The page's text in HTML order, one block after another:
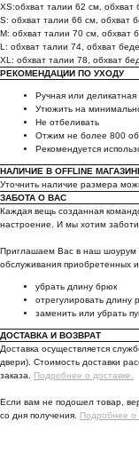
XS:обхват талии 62 см,
S: обхват талии 66 см, обхват
M: обхват талии 70 см,
L: обхват талии 74, обхват
ХL: обхват талии 78, обхват
РЕКОМЕНДАЦИИ ПО УХОДУ
Ручная или
Утюжить на
Не отбеливать
Отжим не более 800
Рекомендуется
НАЛИЧИЕ В OFFLINE
Уточнить наличие размера
ЗАБОТА О ВАС
Каждая вещь созданная
настроение. И мы хотим
Приглашаем Вас в наш шоурум
обслуживания приобретенных
убрать длину брюк
отрегулировать длину
заменить или убрать
ДОСТАВКА И ВОЗВРАТ
Доставка осуществляется
двери). Стоимость доставки
заказа. Подробнее о доставке.
Если вам не подошел товар,
со дня получения. Подробнее о